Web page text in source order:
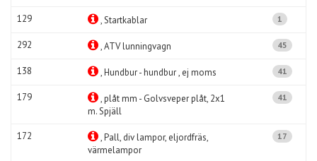
129 , Startkablar 1
292 , ATV lunningvagn 45
138 , Hundbur - hundbur , ej moms 41
179
, plåt mm - Golvsveper plåt, 2x1
m. Spjäll
41
172
, Pall, div lampor, eljordfräs,
värmelampor
17